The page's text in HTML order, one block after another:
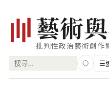
藝術與
批判性政治藝術創作
搜
☰